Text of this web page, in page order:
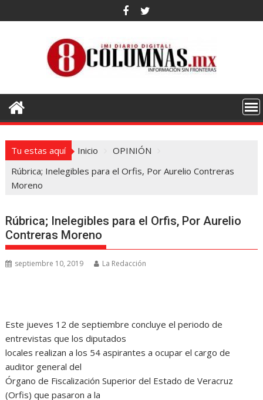
al
Tu estas aquí Inicio
OPINIÓN
Rúbrica; Inelegibles para el Orfis, Por Aurelio Contreras
Moreno
Rúbrica; Inelegibles para el Orfis, Por Aurelio
Contreras Moreno
septiembre 10, 2019 La Redacción
Este jueves 12 de septiembre concluye el periodo de
entrevistas que los diputados
locales realizan a los 54 aspirantes a ocupar el cargo de
auditor general del
Órgano de Fiscalización Superior del Estado de Veracruz
(Orfis) que pasaron a la